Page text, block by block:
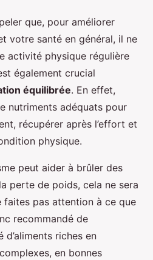
que, pour améliorer
votre santé en général, il ne
activité physique régulière
également crucial
équilibrée. En effet,
nutriments adéquats pour
récupérer après l’effort et
physique.
peut aider à brûler des
perte de poids, cela ne sera
faites pas attention à ce que
recommandé de
riches en
en bonnes